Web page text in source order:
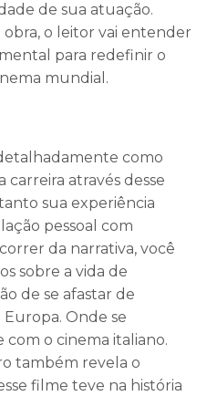
de sua atuação.
o leitor vai entender
para redefinir o
mundial.
como
através desse
sua experiência
pessoal com
da narrativa, você
sobre a vida de
de se afastar de
Onde se
o cinema italiano.
também revela o
filme teve na história